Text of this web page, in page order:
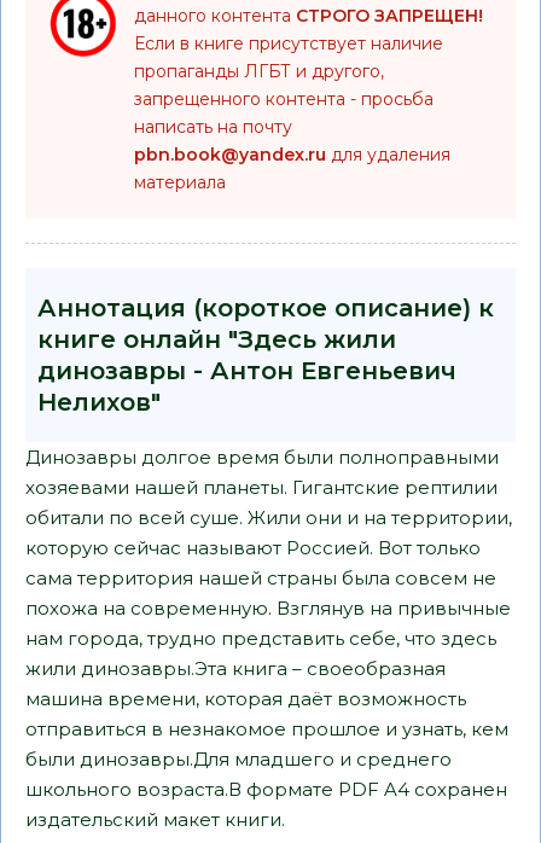
данного контента СТРОГО ЗАПРЕЩЕН!
Если в книге присутствует наличие
пропаганды ЛГБТ и другого,
запрещенного контента - просьба
написать на почту
pbn.book@yandex.ru для удаления
материала
Аннотация (короткое описание) к
книге онлайн "Здесь жили
динозавры - Антон Евгеньевич
Нелихов"
Динозавры долгое время были полноправными
хозяевами нашей планеты. Гигантские рептилии
обитали по всей суше. Жили они и на территории,
которую сейчас называют Россией. Вот только
сама территория нашей страны была совсем не
похожа на современную. Взглянув на привычные
нам города, трудно представить себе, что здесь
жили динозавры.Эта книга – своеобразная
машина времени, которая даёт возможность
отправиться в незнакомое прошлое и узнать, кем
были динозавры.Для младшего и среднего
школьного возраста.В формате PDF A4 сохранен
издательский макет книги.